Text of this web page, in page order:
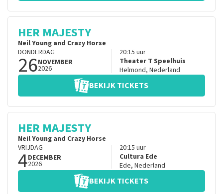
HER MAJESTY
Neil Young and Crazy Horse
DONDERDAG
26NOVEMBER
2026
20:15 uur
Theater T Speelhuis
Helmond, Nederland
BEKIJK TICKETS
HER MAJESTY
Neil Young and Crazy Horse
VRIJDAG
4DECEMBER
2026
20:15 uur
Cultura Ede
Ede, Nederland
BEKIJK TICKETS